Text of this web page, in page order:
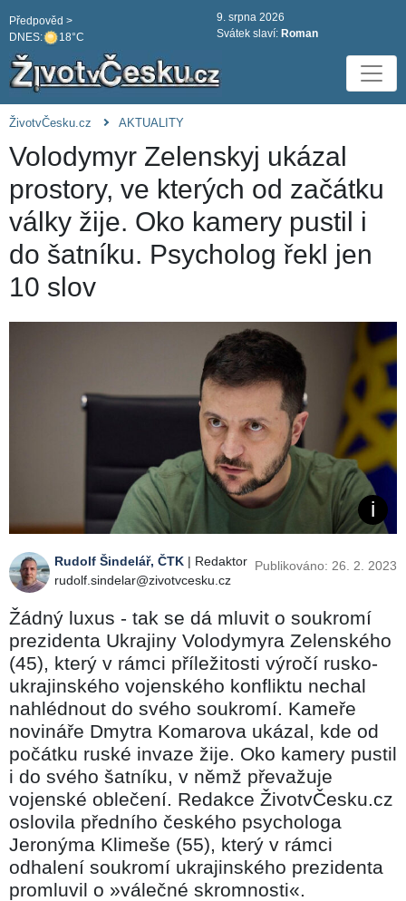
DNES: 18°C
Předpověd >
9. srpna 2026
Svátek slaví: Roman
ŽivotvČesku.cz AKTUALITY
Volodymyr Zelenskyj ukázal
prostory, ve kterých od začátku
války žije. Oko kamery pustil i
do šatníku. Psycholog řekl jen
10 slov
Rudolf Šindelář, ČTK | Redaktor
rudolf.sindelar@zivotvcesku.cz
Publikováno: 26. 2. 2023
Žádný luxus - tak se dá mluvit o soukromí
prezidenta Ukrajiny Volodymyra Zelenského
(45), který v rámci příležitosti výročí rusko-
ukrajinského vojenského konfliktu nechal
nahlédnout do svého soukromí. Kameře
novináře Dmytra Komarova ukázal, kde od
počátku ruské invaze žije. Oko kamery pustil
i do svého šatníku, v němž převažuje
vojenské oblečení. Redakce ŽivotvČesku.cz
oslovila předního českého psychologa
Jeronýma Klimeše (55), který v rámci
odhalení soukromí ukrajinského prezidenta
promluvil o »válečné skromnosti«.